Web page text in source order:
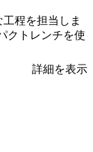
程を担当しま
トレンチを使
詳細を表示